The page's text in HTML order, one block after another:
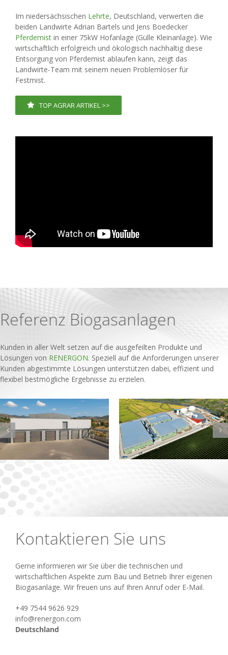
Im niedersächsischen Lehrte, Deutschland, verwerten die
beiden Landwirte Adrian Bartels und Jens Boedecker
Pferdemist in einer 75kW Hofanlage (Gülle Kleinanlage). Wie
wirtschaftlich erfolgreich und ökologisch nachhaltig diese
Entsorgung von Pferdemist ablaufen kann, zeigt das
Landwirte-Team mit seinem neuen Problemlöser für
Festmist.
TOP AGRAR ARTIKEL >>
Referenz Biogasanlagen
Kunden in aller Welt setzen auf die ausgefeilten Produkte und
Lösungen von RENERGON. Speziell auf die Anforderungen unserer
Kunden abgestimmte Lösungen unterstützen dabei, effizient und
flexibel bestmögliche Ergebnisse zu erzielen.
Kontaktieren Sie uns
Gerne informieren wir Sie über die technischen und
wirtschaftlichen Aspekte zum Bau und Betrieb Ihrer eigenen
Biogasanlage. Wir freuen uns auf Ihren Anruf oder E-Mail.
+49 7544 9626 929
info@renergon.com
Deutschland